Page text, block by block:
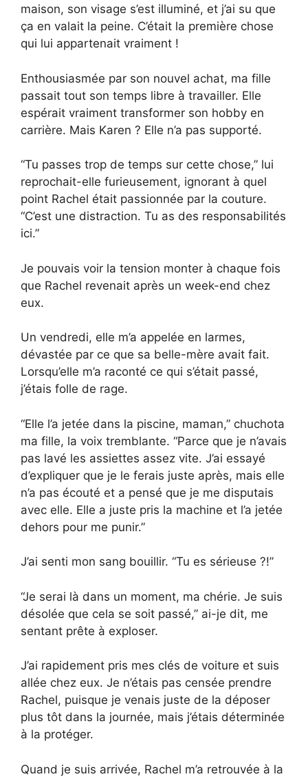
maison, son visage s’est illuminé, et j’ai su que
ça en valait la peine. C’était la première chose
qui lui appartenait vraiment !
Enthousiasmée par son nouvel achat, ma fille
passait tout son temps libre à travailler. Elle
espérait vraiment transformer son hobby en
carrière. Mais Karen ? Elle n’a pas supporté.
“Tu passes trop de temps sur cette chose,” lui
reprochait-elle furieusement, ignorant à quel
point Rachel était passionnée par la couture.
“C’est une distraction. Tu as des responsabilités
ici.”
Je pouvais voir la tension monter à chaque fois
que Rachel revenait après un week-end chez
eux.
Un vendredi, elle m’a appelée en larmes,
dévastée par ce que sa belle-mère avait fait.
Lorsqu’elle m’a raconté ce qui s’était passé,
j’étais folle de rage.
“Elle l’a jetée dans la piscine, maman,” chuchota
ma fille, la voix tremblante. “Parce que je n’avais
pas lavé les assiettes assez vite. J’ai essayé
d’expliquer que je le ferais juste après, mais elle
n’a pas écouté et a pensé que je me disputais
avec elle. Elle a juste pris la machine et l’a jetée
dehors pour me punir.”
J’ai senti mon sang bouillir. “Tu es sérieuse ?!”
“Je serai là dans un moment, ma chérie. Je suis
désolée que cela se soit passé,” ai-je dit, me
sentant prête à exploser.
J’ai rapidement pris mes clés de voiture et suis
allée chez eux. Je n’étais pas censée prendre
Rachel, puisque je venais juste de la déposer
plus tôt dans la journée, mais j’étais déterminée
à la protéger.
Quand je suis arrivée, Rachel m’a retrouvée à la